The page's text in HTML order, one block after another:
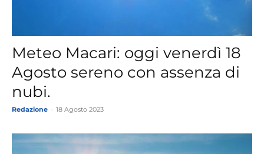
Meteo Macari: oggi venerdì 18
Agosto sereno con assenza di
nubi.
Redazione 18 Agosto 2023